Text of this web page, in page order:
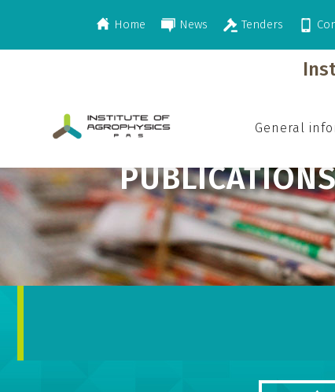
Home News Tenders
General
>Publications>2004